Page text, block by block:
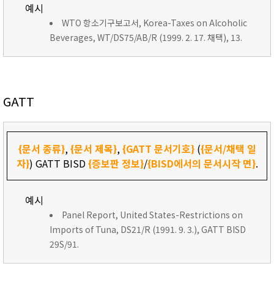
예시
WTO 항소기구보고서, Korea-Taxes on Alcoholic
Beverages, WT/DS75/AB/R (1999. 2. 17. 채택), 13.
GATT
{문서 종류},{문서 제목},{GATT 문서기호}({문서/채택 일
자}) GATT BISD{증보판 정보}/{BISD에서의 문서시작 면}.
예시
Panel Report, United States-Restrictions on
Imports of Tuna, DS21/R (1991. 9. 3.), GATT BISD
29S/91.